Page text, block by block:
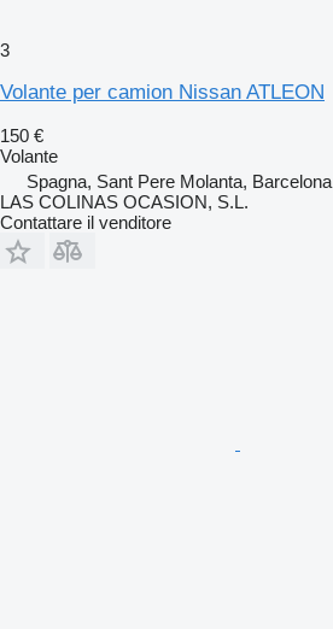
3
Volante per camion Nissan ATLEON
150 €
Volante
Spagna, Sant Pere Molanta, Barcelona
LAS COLINAS OCASION, S.L.
Contattare il venditore